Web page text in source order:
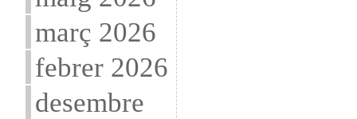
març 2026
febrer 2026
desembre